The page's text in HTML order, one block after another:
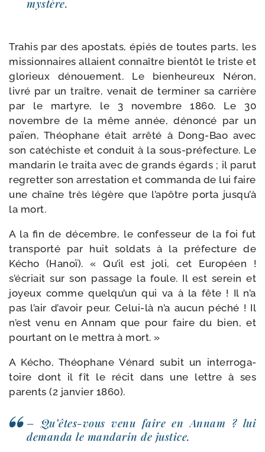
mystère.
Trahis par des apos­tats, épiés de toutes parts, les
mis­sion­naires allaient connaître bien­tôt le triste et
glo­rieux dénoue­ment. Le bien­heu­reux Néron,
livré par un traître, venait de ter­mi­ner sa car­rière
par le mar­tyre, le 3 novembre 1860. Le 30
novembre de la même année, dénon­cé par un
païen, Théophane était arrê­té à Dong-​Bao avec
son caté­chiste et conduit à la sous-​préfecture. Le
man­darin le trai­ta avec de grands égards ; il parut
regret­ter son arres­tation et com­man­da de lui faire
une chaîne très légère que l’apôtre por­ta jusqu’à
la mort.
A la fin de décembre, le confes­seur de la foi fut
trans­por­té par huit sol­dats à la pré­fec­ture de
Kécho (Hanoï). « Qu’il est joli, cet Européen !
s’écriait sur son pas­sage la foule. Il est serein et
joyeux comme quelqu’un qui va à la fête ! Il n’a
pas l’air d’avoir peur. Celui-​là n’a aucun péché ! Il
n’est venu en Annam que pour faire du bien, et
pour­tant on le met­tra à mort. »
A Kécho, Théophane Vénard subit un inter­ro­ga­
toire dont il fît le récit dans une lettre à ses
parents (2 jan­vier 1860).
– Qu’êtes-vous venu faire en Annam ? lui
deman­da le man­da­rin de justice.